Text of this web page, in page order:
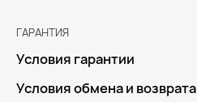
ГАРАНТИЯ
Условия гарантии
Условия обмена и возврата